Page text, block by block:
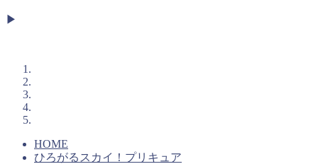
▶
HOME
ひろがるスカイ！プリキュア